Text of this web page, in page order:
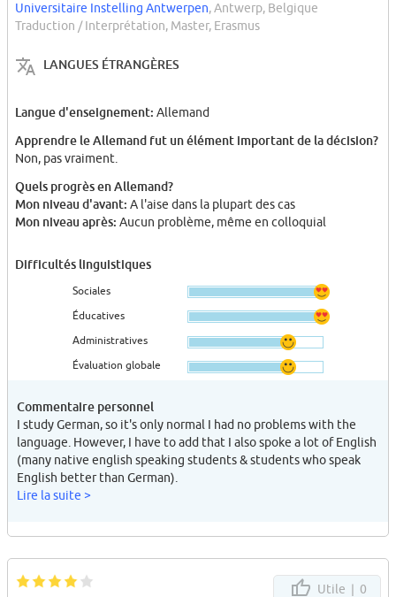
Universitaire Instelling Antwerpen, Antwerp, Belgique
Traduction / Interprétation, Master, Erasmus
LANGUES ÉTRANGÈRES
Langue d'enseignement: Allemand
Apprendre le Allemand fut un élément important de la décision?
Non, pas vraiment.
Quels progrès en Allemand?
Mon niveau d'avant: A l'aise dans la plupart des cas
Mon niveau après: Aucun problème, même en colloquial
Difficultés linguistiques
Sociales
Éducatives
Administratives
Évaluation globale
Commentaire personnel
I study German, so it's only normal I had no problems with the
language. However, I have to add that I also spoke a lot of English
(many native english speaking students & students who speak
English better than German).
Lire la suite >
Utile | 0